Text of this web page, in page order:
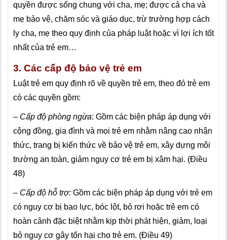
quyền được sống chung với cha, mẹ; được cả cha và
mẹ bảo vệ, chăm sóc và giáo dục, trừ trường hợp cách
ly cha, mẹ theo quy định của pháp luật hoặc vì lợi ích tốt
nhất của trẻ em…
3. Các cấp độ bảo vệ trẻ em
Luật trẻ em quy định rõ về quyền trẻ em, theo đó trẻ em
có các quyền gồm:
– Cấp độ phòng ngừa: Gồm các biện pháp áp dụng với
cộng đồng, gia đình và mọi trẻ em nhằm nâng cao nhận
thức, trang bị kiến thức về bảo vệ trẻ em, xây dựng môi
trường an toàn, giảm nguy cơ trẻ em bị xâm hại. (Điều
48)
– Cấp độ hỗ trợ: Gồm các biện pháp áp dụng với trẻ em
có nguy cơ bị bạo lực, bóc lột, bỏ rơi hoặc trẻ em có
hoàn cảnh đặc biệt nhằm kịp thời phát hiện, giảm, loại
bỏ nguy cơ gây tổn hại cho trẻ em. (Điều 49)